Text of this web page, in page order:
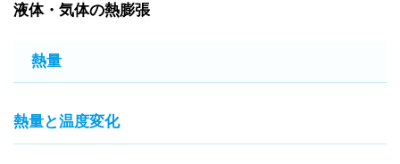
液体・気体の熱膨張
熱量
熱量と温度変化